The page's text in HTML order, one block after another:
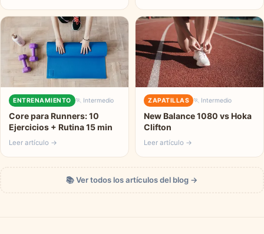
ENTRENAMIENTO 🏃 Intermedio
Core para Runners: 10
Ejercicios + Rutina 15 min
Leer artículo →
ZAPATILLAS 🏃 Intermedio
New Balance 1080 vs Hoka
Clifton
Leer artículo →
📚 Ver todos los artículos del blog →